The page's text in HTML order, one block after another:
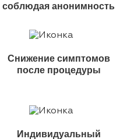
соблюдая анонимность
Снижение симптомов
после процедуры
Индивидуальный